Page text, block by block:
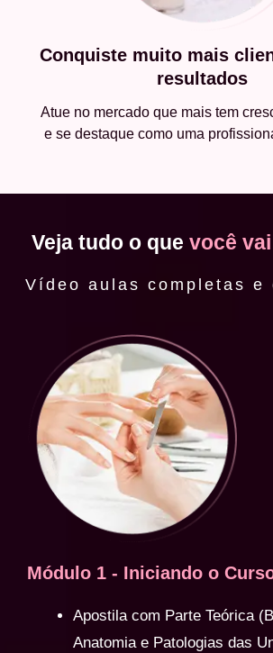
Conquiste muito mais
resultados
Atue no mercado que mais tem
e se destaque como uma
Veja tudo o que você
Vídeo aulas completas e
Módulo 1 - Iniciando o
Apostila com Parte Teórica
Anatomia e Patologias das